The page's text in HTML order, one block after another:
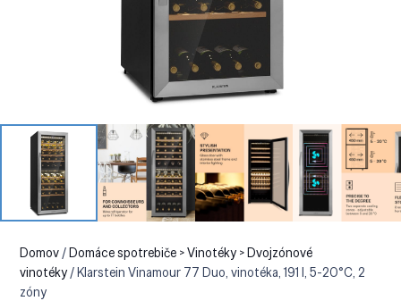
Domov/Domáce spotrebiče > Vinotéky > Dvojzónové
vinotéky/ Klarstein Vinamour 77 Duo, vinotéka, 191 l, 5-20°C, 2
zóny